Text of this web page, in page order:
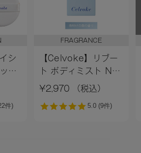
シ
チ
FRAGRANCE
【Celvoke】リブー
ト ボディミスト N
Dawn Forest 〈夜
¥2,970 （税込）